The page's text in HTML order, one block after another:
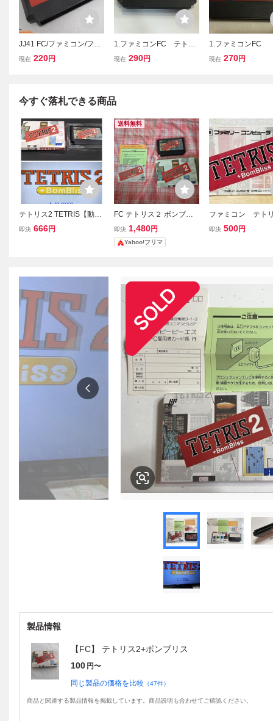
JJ41 FC/ファミコン/ファ
ミリーコンピュータ TET
現在 220円
1.ファミコンFC テトリ
ス 2F115AA
現在 290円
1.ファミコンFC
リス
現在 270円
今すぐ落札できる商品
テトリス2 TETRIS【動作
確認済み】ファミコン FC
即決 666円
送料無料
FC テトリス２ ボンブリ
ス TETRIS2 +BomBliss 箱
説明書付き ファミコン テ
トリス2ボンブリス TETRI
即決 1,480円
Yahoo!フリマ
ファミコン テ
説明書
即決 500円
製品情報
【FC】 テトリス2+ボンブリス
100 円〜
同じ製品の価格を比較 （47件）
商品と関連する製品情報を掲載しています。商品説明も合わせてご確認ください。